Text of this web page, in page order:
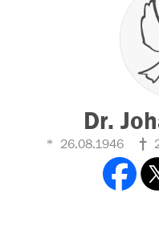
Dr.
26.08.1946